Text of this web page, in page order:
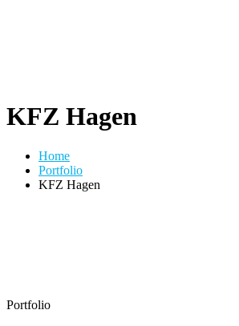
KFZ Hagen
Home
Portfolio
KFZ Hagen
Portfolio